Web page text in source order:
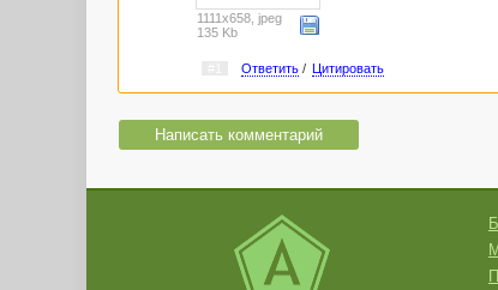
1111x658, jpeg
135 Kb
Ответить/ Цитировать
Написать комментарий